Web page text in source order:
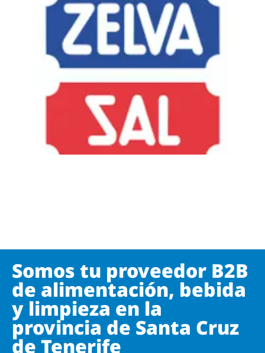
Somos tu proveedor B2B
de alimentación, bebida
y limpieza en la
provincia de Santa Cruz
de Tenerife